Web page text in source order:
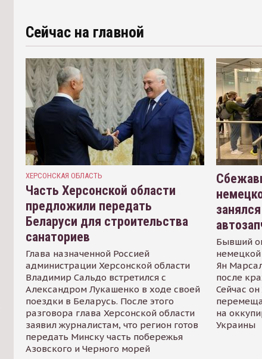
Сейчас на главной
ХЕРСОНСКАЯ ОБЛАСТЬ
Часть Херсонской области
предложили передать
Беларуси для строительства
санаториев
Глава назначенной Россией
администрации Херсонской области
Владимир Сальдо встретился с
Александром Лукашенко в ходе своей
поездки в Беларусь. После этого
разговора глава Херсонской области
заявил журналистам, что регион готов
передать Минску часть побережья
Азовского и Черного морей
Бывший
Ян
после
Сейчас
на
Украины